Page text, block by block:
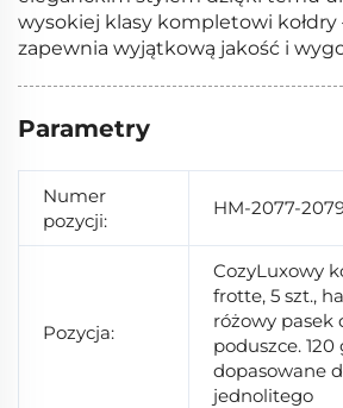
wysokiej klasy kompletowi kołdry
zapewnia wyjątkową jakość i
Parametry
Numer
pozycji:
HM-2077-
Pozycja:
CozyLuxowy
frotte, 5 szt.,
różowy pasek
poduszce.
dopasowane
jednolitego